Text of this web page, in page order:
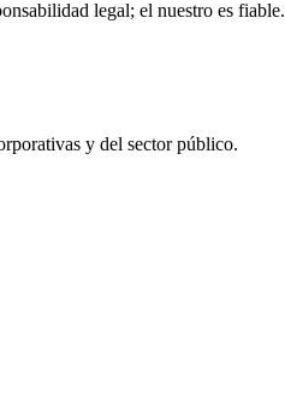
legal; el nuestro es fiable.
y del sector público.